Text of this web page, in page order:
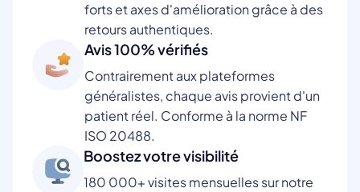
forts et axes d'amélioration grâce à des
retours authentiques.
Avis 100% vérifiés
Contrairement aux plateformes
généralistes, chaque avis provient d'un
patient réel. Conforme à la norme NF
ISO 20488.
Boostez votre visibilité
180 000+ visites mensuelles sur notre